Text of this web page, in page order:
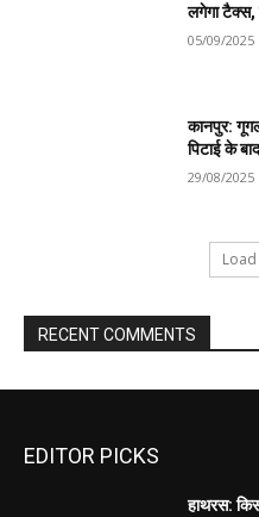
लगेगा टैक्स,
05/09/2025
कानपुर:
पिटाई के
29/08/2025
RECENT COMMENTS
EDITOR PICKS
हाथरस: